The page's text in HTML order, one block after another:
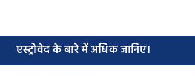
एस्ट्रोवेद के बारे में अधिक जानिए।